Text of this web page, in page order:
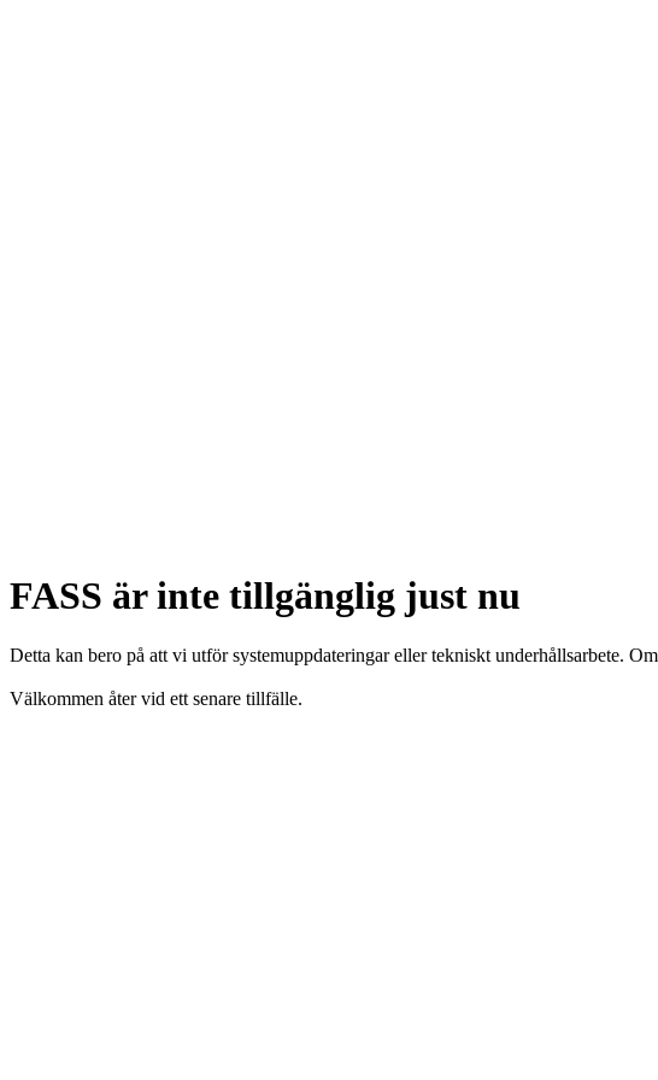
FASS är inte tillgänglig just nu
Detta kan bero på att vi utför systemuppdateringar eller tekniskt underhållsarbete.
Välkommen åter vid ett senare tillfälle.